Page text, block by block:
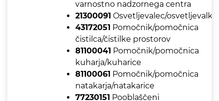
varnostno nadzornega centra
21300091 Osvetljevalec/osvetljevalka
43172051 Pomočnik/pomočnica
čistilca/čistilke prostorov
81100041 Pomočnik/pomočnica
kuharja/kuharice
81100061 Pomočnik/pomočnica
natakarja/natakarice
77230151 Pooblaščeni